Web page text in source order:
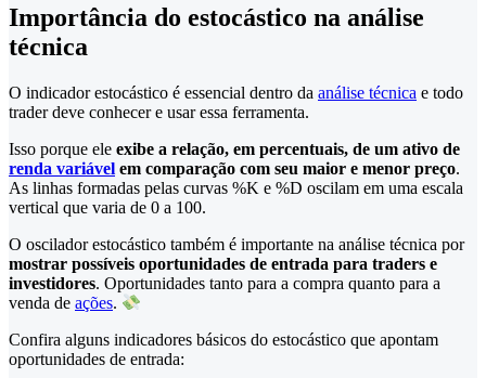
Importância do estocástico na análise
técnica
O indicador estocástico é essencial dentro da análise técnica e todo
trader deve conhecer e usar essa ferramenta.
Isso porque ele exibe a relação, em percentuais, de um ativo de
renda variável em comparação com seu maior e menor preço.
As linhas formadas pelas curvas %K e %D oscilam em uma escala
vertical que varia de 0 a 100.
O oscilador estocástico também é importante na análise técnica por
mostrar possíveis oportunidades de entrada para traders e
investidores. Oportunidades tanto para a compra quanto para a
venda de ações.
Confira alguns indicadores básicos do estocástico que apontam
oportunidades de entrada: